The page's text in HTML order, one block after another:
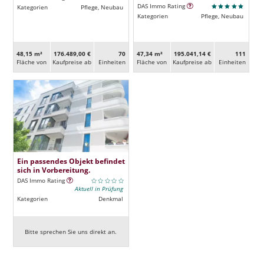
Kategorien
Pflege, Neubau
48,15 m²
Fläche von
176.489,00 €
Kaufpreise ab
70
Ein­heiten
DAS Immo Rating
Kategorien
Pflege, Neubau
47,34 m²
Fläche von
195.041,14 €
Kaufpreise ab
111
Ein­heiten
Ein passendes Objekt befindet
sich in Vorbereitung.
DAS Immo Rating
Aktuell in Prüfung
Kategorien
Denkmal
Bitte sprechen Sie uns direkt an.